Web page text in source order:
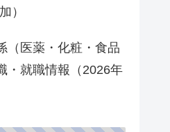
）
（医薬・化粧・食品
・就職情報（2026年